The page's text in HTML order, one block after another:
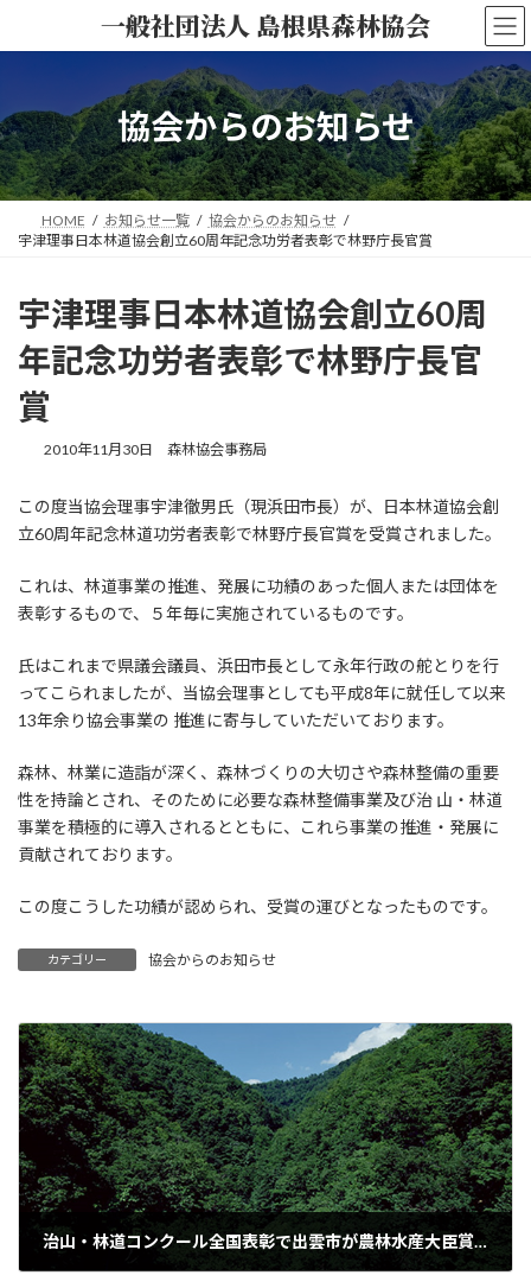
へ
ス
キ
ッ
ョ
ン
に
移
一般社団法人 島根県森林協会
協会からのお知らせ
HOME お知らせ一覧
協会からのお知らせ
宇津理事日本林道協会創立60周年記念功労者表彰で林野庁長官賞
宇津理事日本林道協会創立60周
年記念功労者表彰で林野庁長官
賞
2010年11月30日 森林協会事務局
この度当協会理事宇津徹男氏（現浜田市長）が、日本林道協会創
立60周年記念林道功労者表彰で林野庁長官賞を受賞されました。
これは、林道事業の推進、発展に功績のあった個人または団体を
表彰するもので、５年毎に実施されているものです。
氏はこれまで県議会議員、浜田市長として永年行政の舵とりを行
ってこられましたが、当協会理事としても平成8年に就任して以来
13年余り協会事業の 推進に寄与していただいております。
森林、林業に造詣が深く、森林づくりの大切さや森林整備の重要
性を持論とされ、そのために必要な森林整備事業及び治 山・林道
事業を積極的に導入されるとともに、これら事業の推進・発展に
貢献されております。
この度こうした功績が認められ、受賞の運びとなったものです。
カテゴリー 協会からのお知らせ
治山・林道コンクール全国表彰で出雲市が農林水産大臣賞を受賞